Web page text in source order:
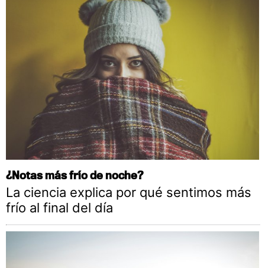
¿Notas más frío de noche?
La ciencia explica por qué sentimos más
frío al final del día